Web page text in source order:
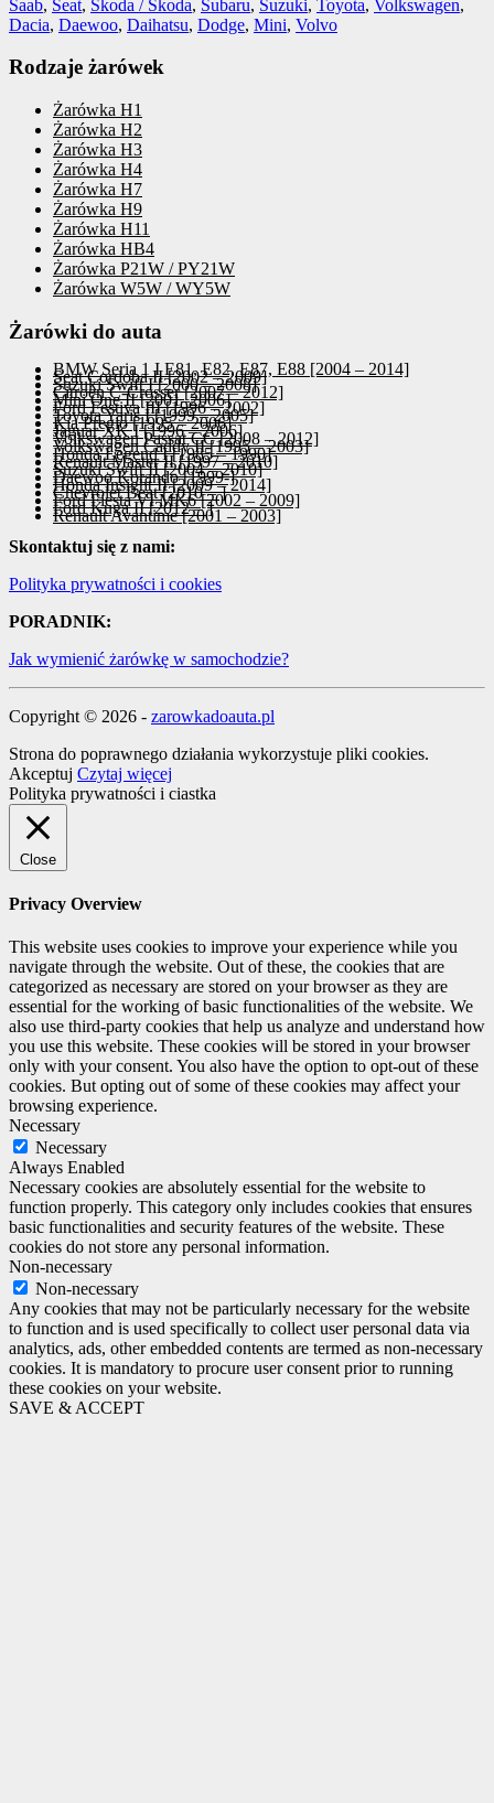
Saab, Seat, Skoda / Škoda, Subaru, Suzuki, Toyota, Volkswagen,
Dacia, Daewoo, Daihatsu, Dodge, Mini, Volvo
Rodzaje żarówek
Żarówka H1
Żarówka H2
Żarówka H3
Żarówka H4
Żarówka H7
Żarówka H9
Żarówka H11
Żarówka HB4
Żarówka P21W / PY21W
Żarówka W5W / WY5W
Żarówki do auta
BMW Seria 1 I E81, E82, E87, E88 [2004 – 2014]
Seat Cordoba II [2002 – 2009]
Suzuki Swift I [2000 – 2008]
Citroen C-Crosser [2007 – 2012]
Mini One II [2001–2006]
Ford Festiva III [1996 – 2002]
Toyota Yaris I [1999 – 2005]
Kia Pregio [1995 – 2006]
Jaguar XK I [1996 – 2006]
Volkswagen Passat CC [2008 – 2012]
Volkswagen Caddy II [1995 – 2003]
Honda Legend I [1985 – 1990]
Renault Master II [1997 – 2010]
Suzuki Swift II [2004 – 2010]
Daewoo Korando [1999-]
Honda Insight II [2009 – 2014]
Chevrolet Beat [2010 – ]
Ford Fiesta VI MK6 [2002 – 2009]
Ford Kuga II [2012 – ]
Renault Avantime [2001 – 2003]
Skontaktuj się z nami:
Polityka prywatności i cookies
PORADNIK:
Jak wymienić żarówkę w samochodzie?
Copyright © 2026 - zarowkadoauta.pl
Strona do poprawnego działania wykorzystuje pliki cookies.
Akceptuj Czytaj więcej
Polityka prywatności i ciastka
Close
Privacy Overview
This website uses cookies to improve your experience while you
navigate through the website. Out of these, the cookies that are
categorized as necessary are stored on your browser as they are
essential for the working of basic functionalities of the website. We
also use third-party cookies that help us analyze and understand how
you use this website. These cookies will be stored in your browser
only with your consent. You also have the option to opt-out of these
cookies. But opting out of some of these cookies may affect your
browsing experience.
Necessary
Necessary
Always Enabled
Necessary cookies are absolutely essential for the website to
function properly. This category only includes cookies that ensures
basic functionalities and security features of the website. These
cookies do not store any personal information.
Non-necessary
Non-necessary
Any cookies that may not be particularly necessary for the website
to function and is used specifically to collect user personal data via
analytics, ads, other embedded contents are termed as non-necessary
cookies. It is mandatory to procure user consent prior to running
these cookies on your website.
SAVE & ACCEPT